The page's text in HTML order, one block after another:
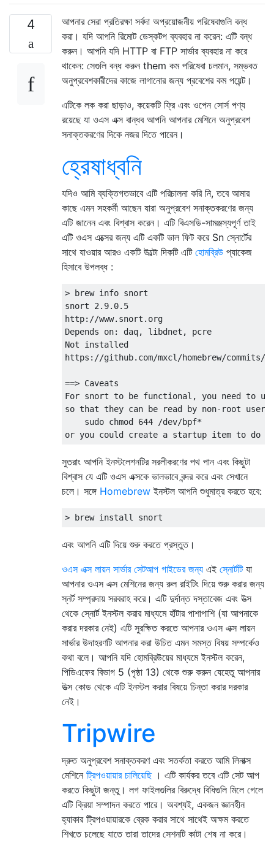
4
আপনার সেরা প্রতিরক্ষা সর্বদা অপ্রয়োজনীয় পরিষেবাগুলি বন্ধ
করা। যদি আপনি রিমোট ডেস্কটপ ব্যবহার না করেন: এটি বন্ধ
করুন। আপনি যদি HTTP বা FTP সার্ভার ব্যবহার না করে
থাকেন: সেগুলি বন্ধ করুন them কম পরিষেবা চলমান, সম্ভবত
অনুপ্রবেশকারীদের কাজে লাগানোর জন্য প্রবেশের কম পয়েন্ট।
এটিকে লক করা ছাড়াও, কয়েকটি ফ্রি এবং ওপেন সোর্স পণ্য
রয়েছে যা ওএস এক্স বান্ধব আপনি আপনার মেশিনে অনুপ্রবেশ
সনাক্তকরণের দিকে নজর দিতে পারেন।
হ্রেষাধ্বনি
যদিও আমি ব্যক্তিগতভাবে এটি পরিচালনা করি নি, তবে আমার
কাছে এমন সহকর্মী আছেন যারা অনুপ্রবেশ সনাক্তকরণের জন্য
এটি জানেন এবং বিশ্বাস করেন। এটি বিএসডি-সামঞ্জস্যপূর্ণ তাই
এটি ওএস এক্সের জন্য এটি একটি ভাল ফিট করে Sn স্নোর্টের
সাথে যাওয়ার আরও একটি উল্টো দিকটি এটি হোমব্রিউ প্যাকেজ
হিসাবে উপলব্ধ :
> brew info snort
snort 2.9. 0.5
http: //www.snort.org
Depends on: daq, libdnet ,
Not installed
https : //github.com/mxcl/homebrew/
==> Caveats
For snort to be functional ,
you need to
so that they can be read by non- root users
    sudo chmod
644 /dev/bpf*
or you could create a startup item to do
সুতরাং আপনি ইনস্টলেশনটির সরলীকরণের পথ পান এবং কিছুটা
বিশ্বাস যে এটি ওএস এক্সকে ভালভাবে বন্দর করে এবং সেখানে
চলে। সঙ্গে Homebrew ইনস্টল আপনি শুধুমাত্র করতে হবে:
> brew install snort
এবং আপনি এটি দিয়ে শুরু করতে প্রস্তুত।
ওএস এক্স লায়ন সার্ভার সেটআপ গাইডের জন্য এই স্নোর্টটিযা
আপনার ওএস এক্স মেশিনের জন্য রুল রাইটিং দিয়ে শুরু করার জন্য
স্নর্ট সম্প্রদায় সরবরাহ করে। এটি দুর্দান্ত দস্তাবেজ এবং উত্স
থেকে স্নোর্ট ইনস্টল করার মাধ্যমে হাঁটার পাশাপাশি (যা আপনাকে
করার দরকার নেই) এটি সুরক্ষিত করতে আপনার ওএস এক্স লায়ন
সার্ভার উদাহরণটি আপনার করা উচিত এমন সমস্ত বিষয় সম্পর্কেও
কথা বলে। আপনি যদি হোমব্রিউয়ের মাধ্যমে ইনস্টল করেন,
পিডিএফের বিভাগ 5 (পৃষ্ঠা 13) থেকে শুরু করুন যেহেতু আপনার
উত্স কোড থেকে এটি ইনস্টল করার বিষয়ে চিন্তা করার দরকার
নেই।
Tripwire
দ্রুত অনুপ্রবেশ সনাক্তকরণ এবং সতর্কতা করতে আমি লিনাক্স
মেশিনে ট্রিপওয়ায়ার চালিয়েছি। এটি কার্যকর তবে এটি সেট আপ
করতে কিছুটা জন্তু। লগ ফাইলগুলির বিরুদ্ধে বিধিগুলি মিলে গেলে
এটি ক্রিয়া সম্পাদন করতে পারে। অবশ্যই, একজন জ্ঞানহীন
হ্যাকার ট্রিপওয়ায়ারকে ব্রেক করার সাথে সাথেই অক্ষম করতে
শিখতে চলেছে যাতে তারা তাদের সেশনটি কাটা শেষ না করে।